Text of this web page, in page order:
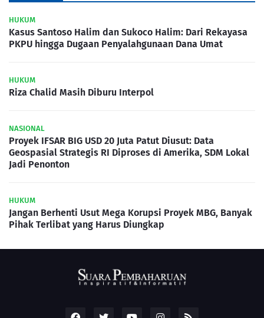
HUKUM
Kasus Santoso Halim dan Sukoco Halim: Dari Rekayasa
PKPU hingga Dugaan Penyalahgunaan Dana Umat
HUKUM
Riza Chalid Masih Diburu Interpol
NASIONAL
Proyek IFSAR BIG USD 20 Juta Patut Diusut: Data
Geospasial Strategis RI Diproses di Amerika, SDM Lokal
Jadi Penonton
HUKUM
Jangan Berhenti Usut Mega Korupsi Proyek MBG, Banyak
Pihak Terlibat yang Harus Diungkap